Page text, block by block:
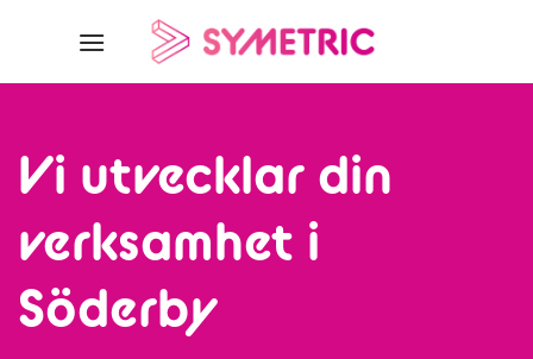
Vi utvecklar din
verksamhet i
Söderby